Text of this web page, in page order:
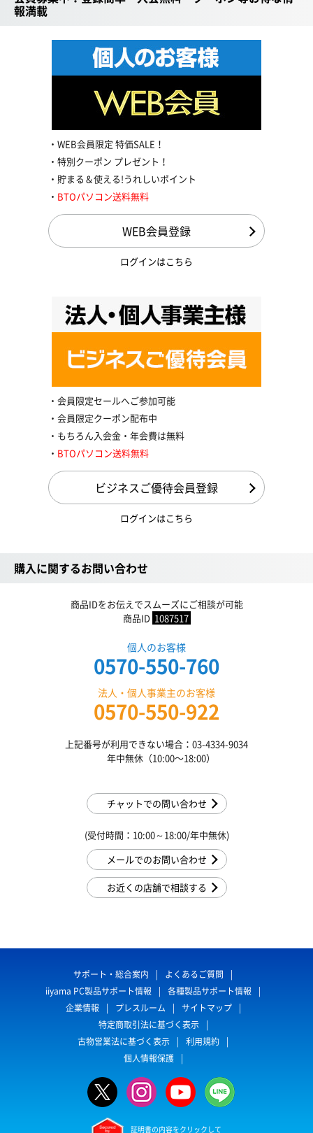
報満載
WEB会員限定 特価SALE！
特別クーポン プレゼント！
貯まる＆使える!うれしいポイント
BTOパソコン送料無料
WEB会員登録
ログインはこちら
会員限定セールへご参加可能
会員限定クーポン配布中
もちろん入会金・年会費は無料
BTOパソコン送料無料
ビジネスご優待会員登録
ログインはこちら
購入に関するお問い合わせ
商品IDをお伝えでスムーズにご相談が可能
商品ID 1087517
個人のお客様
0570-550-760
法人・個人事業主のお客様
0570-550-922
上記番号が利用できない場合：03-4334-9034
年中無休（10:00〜18:00）
チャットでの問い合わせ
(受付時間：10:00～18:00/年中無休)
メールでのお問い合わせ
お近くの店舗で相談する
サポート・総合案内
よくあるご質問
iiyama PC製品サポート情報
各種製品サポート情報
企業情報
プレスルーム
サイトマップ
特定商取引法に基づく表示
古物営業法に基づく表示
利用規約
個人情報保護
証明書の内容をクリックして